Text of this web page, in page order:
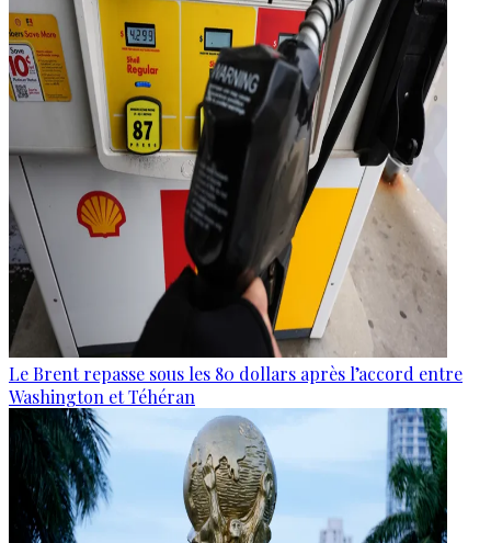
Le Brent repasse sous les 80 dollars après l’accord entre
Washington et Téhéran